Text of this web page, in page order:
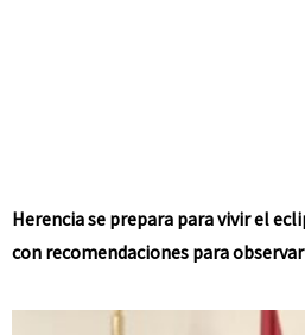
Herencia se prepara para vivir el
con recomendaciones para